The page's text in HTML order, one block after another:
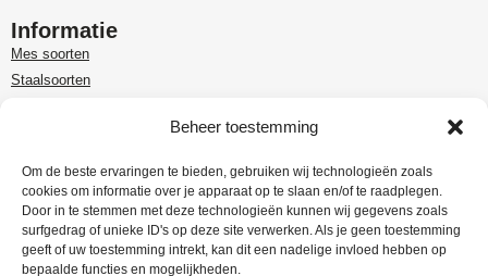
Beheer toestemming
Om de beste ervaringen te bieden, gebruiken wij technologieën zoals
cookies om informatie over je apparaat op te slaan en/of te raadplegen.
Door in te stemmen met deze technologieën kunnen wij gegevens zoals
surfgedrag of unieke ID's op deze site verwerken. Als je geen toestemming
geeft of uw toestemming intrekt, kan dit een nadelige invloed hebben op
bepaalde functies en mogelijkheden.
Informatie
Mes soorten
Staalsoorten
Customer care
Garantie en retour
Leveringsinformatie
Klachtenregeling